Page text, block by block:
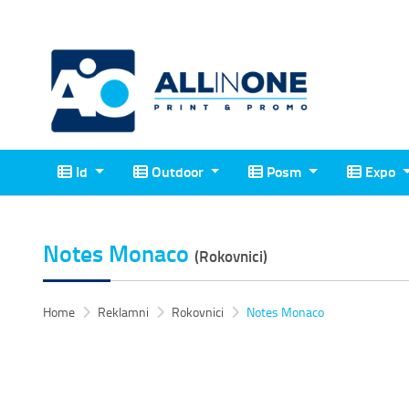
IdId Outdoor
Outdoor Posm
Posm Expo
Expo
Notes Monaco (Rokovnici)
Home Reklamni Rokovnici Notes Monaco